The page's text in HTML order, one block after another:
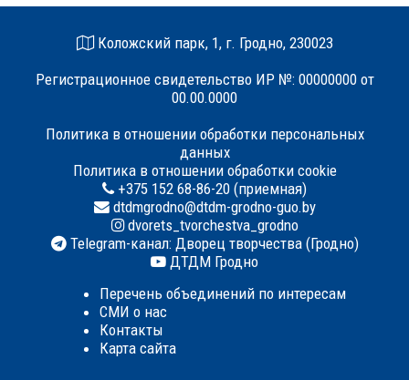
Коложский парк, 1, г. Гродно, 230023
Регистрационное свидетельство ИР №: 00000000 от
00.00.0000
Политика в отношении обработки персональных
данных
Политика в отношении обработки cookie
+375 152 68-86-20 (приемная)
dtdmgrodno@dtdm-grodno-guo.by
dvorets_tvorchestva_grodno
Telegram-канал: Дворец творчества (Гродно)
ДТДМ Гродно
Перечень объединений по интересам
СМИ о нас
Контакты
Карта сайта